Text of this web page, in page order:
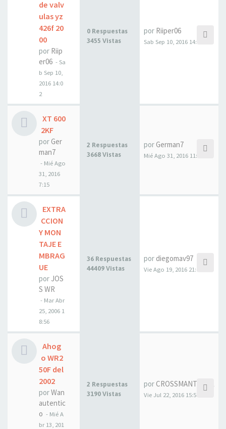
de valv
ulas yz
426f 20
00
por Riip
er06 - Sa
b Sep 10,
2016 14:0
2
0 Respuestas
3455 Vistas
por Riiper06
Sab Sep 10, 2016 14:02
XT 600
2KF
por Ger
man7
- Mié Ago
31, 2016
7:15
2 Respuestas
3668 Vistas
por German7
Mié Ago 31, 2016 11:50
EXTRA
CCION
Y MON
TAJE E
MBRAG
UE
por JOS
S WR
- Mar Abr
25, 2006 1
8:56
36 Respuestas
44409 Vistas
por diegomav97
Vie Ago 19, 2016 21:02
Ahog
o WR2
50F del
2002
porWan
autentic
o - Mié A
br 13, 201
2 Respuestas
3190 Vistas
por CROSSMANTOTAL
Vie Jul 22, 2016 15:50